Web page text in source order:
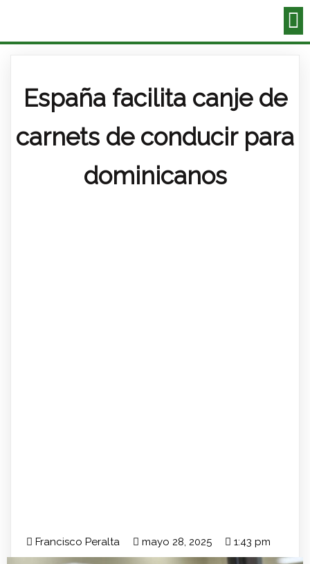
España facilita canje de
carnets de conducir para
dominicanos
Francisco Peralta mayo 28, 2025 1:43 pm